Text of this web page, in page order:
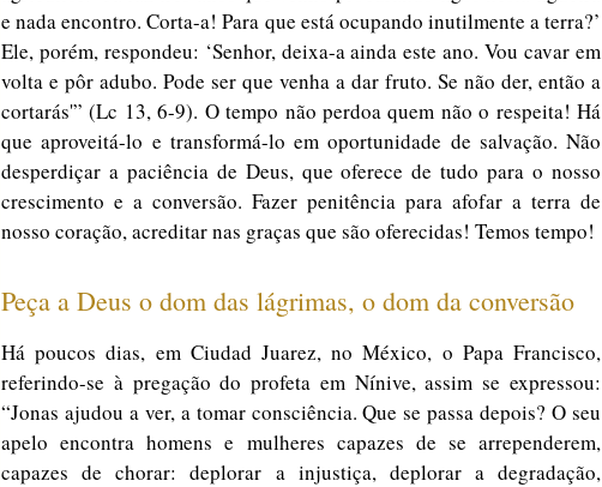
e nada encontro. Corta-a! Para que está ocupando inutilmente a terra?’
Ele, porém, respondeu: ‘Senhor, deixa-a ainda este ano. Vou cavar em
volta e pôr adubo. Pode ser que venha a dar fruto. Se não der, então a
cortarás'” (Lc 13, 6-9). O tempo não perdoa quem não o respeita! Há
que aproveitá-lo e transformá-lo em oportunidade de salvação. Não
desperdiçar a paciência de Deus, que oferece de tudo para o nosso
crescimento e a conversão. Fazer penitência para afofar a terra de
nosso coração, acreditar nas graças que são oferecidas! Temos tempo!
Peça a Deus o dom das lágrimas, o dom da conversão
Há poucos dias, em Ciudad Juarez, no México, o Papa Francisco,
referindo-se à pregação do profeta em Nínive, assim se expressou:
“Jonas ajudou a ver, a tomar consciência. Que se passa depois? O seu
apelo encontra homens e mulheres capazes de se arrependerem,
capazes de chorar: deplorar a injustiça, deplorar a degradação,